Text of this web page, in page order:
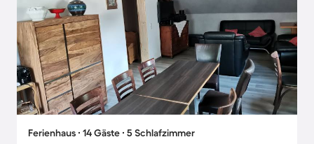
Ferienhaus ∙ 14 Gäste ∙ 5 Schlafzimmer